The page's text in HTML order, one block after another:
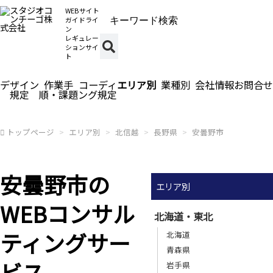
WEBサイト
ガイドライ
ン
レギュレー
ションサイ
ト
デザイン
規定
作業手
順・課題
コーディ
ング規定
エリア別 業種別 会社情報お問合せ
トップページ エリア別 北信越 長野県 安曇野市
安曇野市の
WEBコンサル
ティングサー
エリア別
北海道・東北
北海道
青森県
岩手県